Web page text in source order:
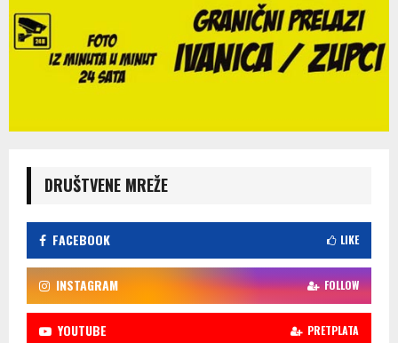
FACEBOOK
INSTAGRAM FOLLOW
YOUTUBE PRETPLATA